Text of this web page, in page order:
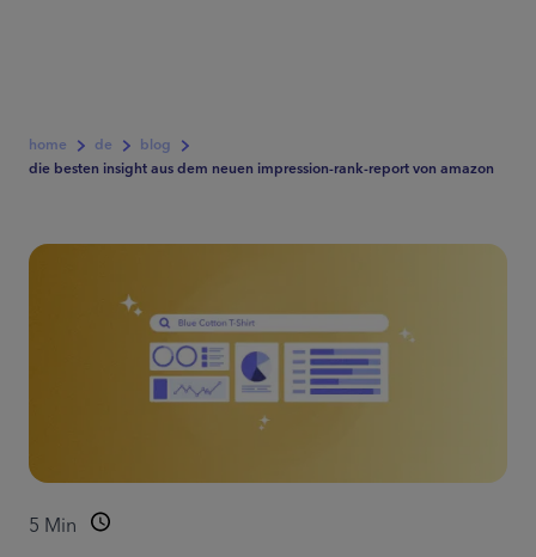
home de
blog
die besten insight aus dem neuen impression-rank-report von amazon
5 Min